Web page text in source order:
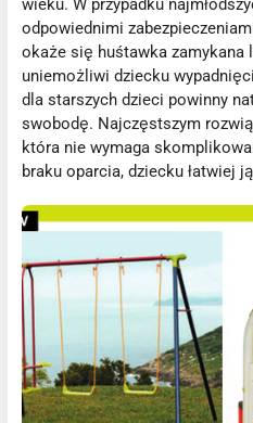
wieku. W przypadku
odpowiednimi
okaże się huśtawka zamykana
uniemożliwi dziecku
dla starszych dzieci powinny
swobodę. Najczęstszym
która nie wymaga
braku oparcia, dziecku łatwiej